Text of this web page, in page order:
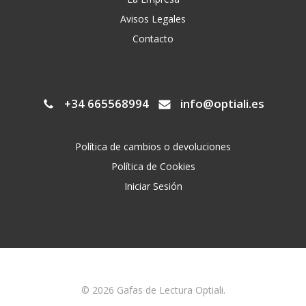
Avisos Legales
Contacto
+34 665568994 info@optiali.es
Política de cambios o devoluciones
Política de Cookies
Iniciar Sesión
© 2026 Gafas de Lectura Optiali.